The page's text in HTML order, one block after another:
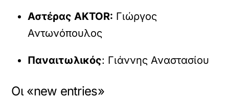
Αστέρας AKTOR: Γιώργος
Αντωνόπουλος
Παναιτωλικός: Γιάννης Αναστασίου
Οι «new entries»